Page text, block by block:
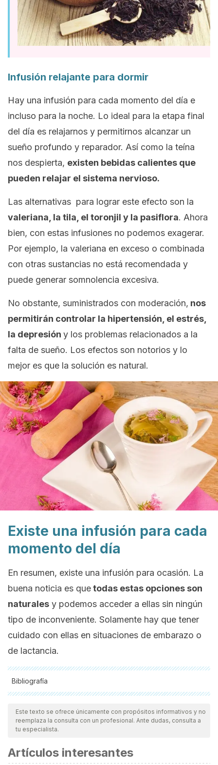
Infusión relajante para dormir
Hay una infusión para cada momento del día e
incluso para la noche. Lo ideal para la etapa final
del día es relajarnos y permitirnos alcanzar un
sueño profundo y reparador. Así como la teína
nos despierta, existen bebidas calientes que
pueden relajar el sistema nervioso.
Las alternativas para lograr este efecto son la
valeriana, la tila, el toronjil y la pasiflora. Ahora
bien, con estas infusiones no podemos exagerar.
Por ejemplo, la valeriana en exceso o combinada
con otras sustancias no está recomendada y
puede generar somnolencia excesiva.
No obstante, suministrados con moderación, nos
permitirán controlar la hipertensión, el estrés,
la depresión y los problemas relacionados a la
falta de sueño. Los efectos son notorios y lo
mejor es que la solución es natural.
Existe una infusión para cada
momento del día
En resumen, existe una infusión para ocasión. La
buena noticia es quetodas estas opciones son
naturales y podemos acceder a ellas sin ningún
tipo de inconveniente. Solamente hay que tener
cuidado con ellas en situaciones de embarazo o
de lactancia.
Bibliografía
Todas las fuentes citadas fueron revisadas a profundidad por
nuestro equipo, para asegurar su calidad, confiabilidad,
vigencia y validez.La bibliografía de este artículo fue
científica.
Este texto se ofrece únicamente con propósitos informativos y no
reemplaza la consulta con un profesional. Ante dudas, consulta a
tu especialista.
Artículos interesantes